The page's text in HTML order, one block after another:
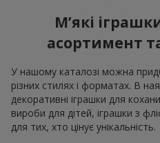
М’які
асортимент
У нашому каталозі можна
різних стилях і форматах. В
декоративні іграшки для
вироби для дітей, іграшки з
для тих, хто цінує унікальність.